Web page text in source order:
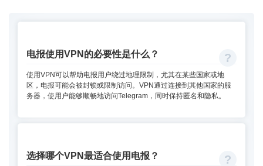
电报使用VPN的必要性是什么？
使用VPN可以帮助电报用户绕过地理限制，尤其在某些国家或地
区，电报可能会被封锁或限制访问。VPN通过连接到其他国家的服
务器，使用户能够顺畅地访问Telegram，同时保持匿名和隐私。
选择哪个VPN最适合使用电报？